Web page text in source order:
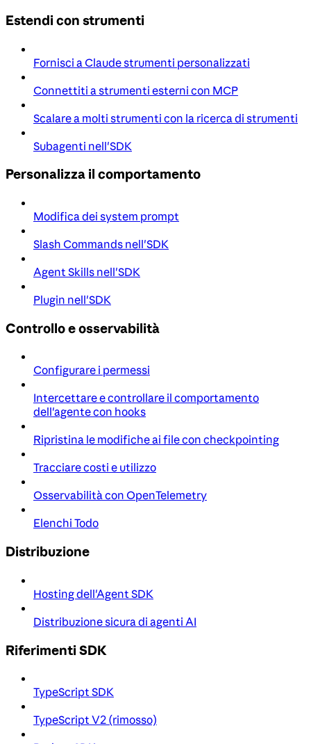
Estendi con strumenti
Fornisci a Claude strumenti personalizzati
Connettiti a strumenti esterni con MCP
Scalare a molti strumenti con la ricerca di strumenti
Subagenti nell'SDK
Personalizza il comportamento
Modifica dei system prompt
Slash Commands nell'SDK
Agent Skills nell'SDK
Plugin nell'SDK
Controllo e osservabilità
Configurare i permessi
Intercettare e controllare il comportamento
dell'agente con hooks
Ripristina le modifiche ai file con checkpointing
Tracciare costi e utilizzo
Osservabilità con OpenTelemetry
Elenchi Todo
Distribuzione
Hosting dell'Agent SDK
Distribuzione sicura di agenti AI
Riferimenti SDK
TypeScript SDK
TypeScript V2 (rimosso)